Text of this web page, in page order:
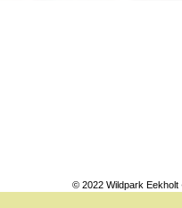
© 2022 Wildpark Eekholt